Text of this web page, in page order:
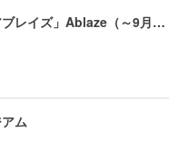
バーベキューテラス「アブレイズ」Ablaze（～9月30日）/ ヒルトン東京お台場
ム